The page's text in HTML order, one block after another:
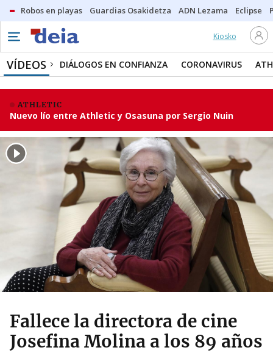
Robos en playas Guardias Osakidetza ADN Lezama Eclipse
Kiosko
VÍDEOS DIÁLOGOS EN CONFIANZA CORONAVIRUS
ATHLETIC
Nuevo lío entre Athletic y Osasuna por Sergio Nuin
Fallece la directora de cine
Josefina Molina a los 89 años